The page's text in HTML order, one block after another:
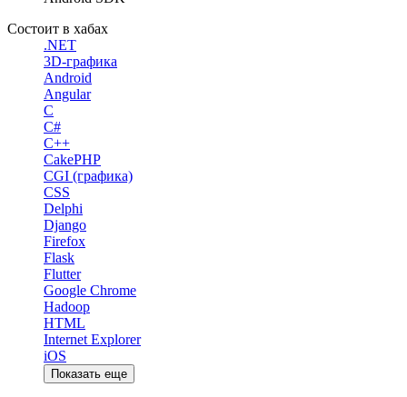
Состоит в хабах
.NET
3D-графика
Android
Angular
C
C#
C++
CakePHP
CGI (графика)
CSS
Delphi
Django
Firefox
Flask
Flutter
Google Chrome
Hadoop
HTML
Internet Explorer
iOS
Показать еще